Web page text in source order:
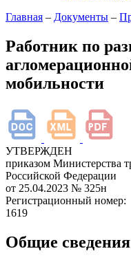
Главная – Документы –
Работник по
мобильности
УТВЕРЖДЕН
приказом Министерства
Российской Федерации
от 25.04.2023 № 325н
Регистрационный номер:
1619
Общие сведения